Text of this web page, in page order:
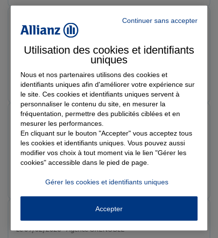
Note de 5 sur 5
Le 09/02/2026 - Agence GRENOBLE
Une structure à l écoute et ultra réactive ! Je
recommande cette agence d’assurance.
Prendre un RDV Voir l'agence
Note de 5 sur 5
Le 09/02/2026 - Agence GRENOBLE
Toujours de très bon échanges avec nos assureurs.
Une équipe a l'écoute. Je recommande
D F.
Prendre un RDV Voir l'agence
Note de 5 sur 5
Le 09/02/2026 - Agence GRENOBLE
Continuer sans accepter
Utilisation des cookies et identifiants
uniques
Nous et nos partenaires utilisons des cookies et
identifiants uniques afin d'améliorer votre expérience sur
le site. Ces cookies et identifiants uniques servent à
personnaliser le contenu du site, en mesurer la
fréquentation, permettre des publicités ciblées et en
mesurer les performances.
En cliquant sur le bouton "Accepter" vous acceptez tous
les cookies et identifiants uniques. Vous pouvez aussi
modifier vos choix à tout moment via le lien "Gérer les
cookies" accessible dans le pied de page.
Gérer les cookies et identifiants uniques
Accepter